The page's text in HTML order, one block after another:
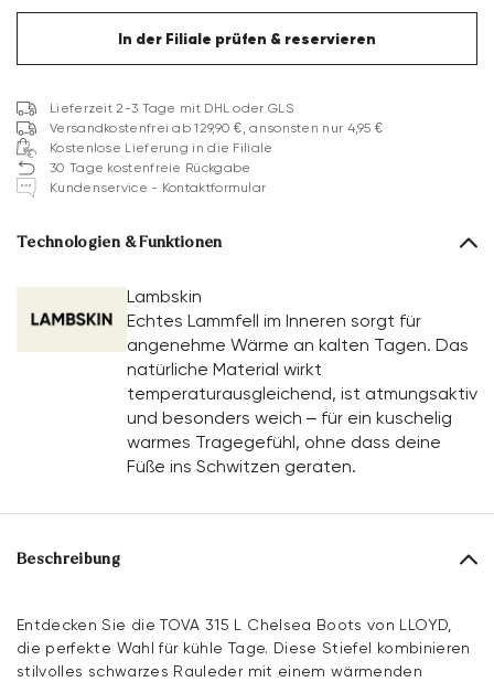
In der Filiale prüfen & reservieren
Lieferzeit 2-3 Tage mit DHL oder GLS
Versandkostenfrei ab 129,90 €, ansonsten nur 4,95 €
Kostenlose Lieferung in die Filiale
30 Tage kostenfreie Rückgabe
Kundenservice - Kontaktformular
Technologien & Funktionen
Lambskin
Echtes Lammfell im Inneren sorgt für
angenehme Wärme an kalten Tagen. Das
natürliche Material wirkt
temperaturausgleichend, ist atmungsaktiv
und besonders weich – für ein kuschelig
warmes Tragegefühl, ohne dass deine
Füße ins Schwitzen geraten.
Beschreibung
Entdecken Sie die TOVA 315 L Chelsea Boots von LLOYD,
die perfekte Wahl für kühle Tage. Diese Stiefel kombinieren
stilvolles schwarzes Rauleder mit einem wärmenden